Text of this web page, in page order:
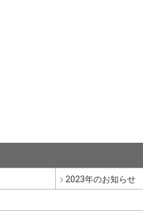
2023年のお知らせ